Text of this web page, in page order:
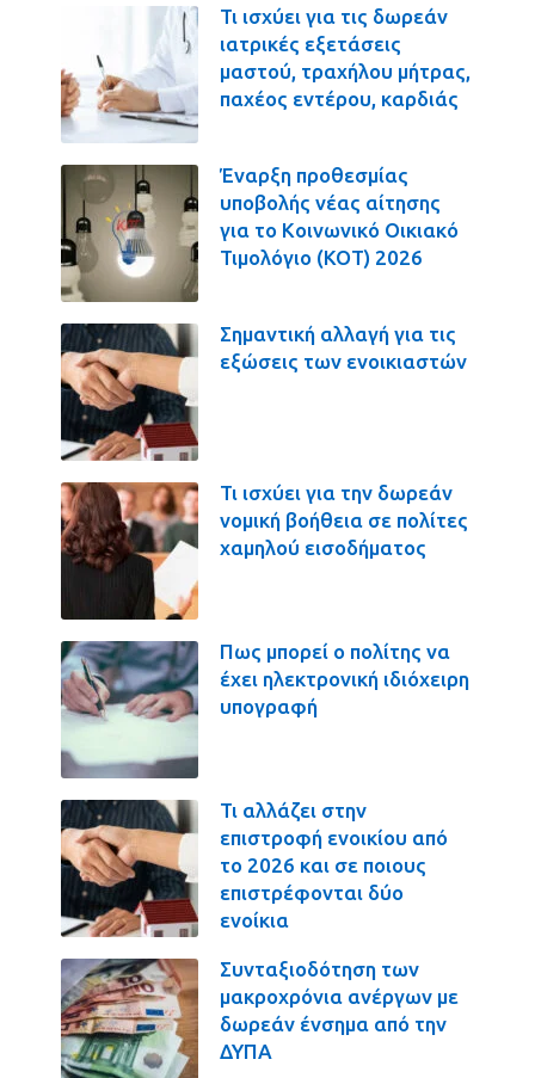
Τι ισχύει για τις δωρεάν
ιατρικές εξετάσεις
μαστού, τραχήλου μήτρας,
παχέος εντέρου, καρδιάς
Έναρξη προθεσμίας
υποβολής νέας αίτησης
για το Κοινωνικό Οικιακό
Τιμολόγιο (ΚΟΤ) 2026
Σημαντική αλλαγή για τις
εξώσεις των ενοικιαστών
Τι ισχύει για την δωρεάν
νομική βοήθεια σε πολίτες
χαμηλού εισοδήματος
Πως μπορεί ο πολίτης να
έχει ηλεκτρονική ιδιόχειρη
υπογραφή
Τι αλλάζει στην
επιστροφή ενοικίου από
το 2026 και σε ποιους
επιστρέφονται δύο
ενοίκια
Συνταξιοδότηση των
μακροχρόνια ανέργων με
δωρεάν ένσημα από την
ΔΥΠΑ